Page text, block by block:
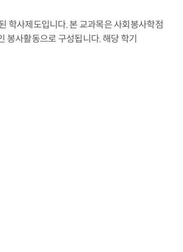
학사제도입니다. 본 교과목은 사회봉사학점
봉사활동으로 구성됩니다. 해당 학기